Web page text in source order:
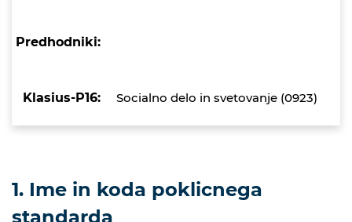
Predhodniki:
Klasius-P16: Socialno delo in svetovanje (0923)
1. Ime in koda poklicnega
standarda